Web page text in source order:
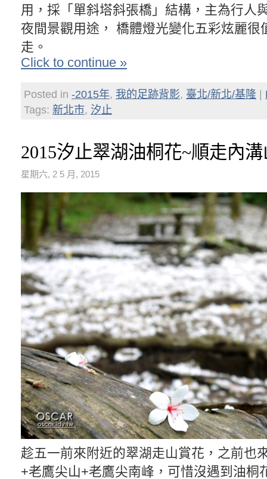
用，採「單斜塔斜張橋」結構，主為行人
夜間景觀用途， 橋體燈光變化五彩炫麗很
走。
Click to continue »
Posted in -2015年, 我的足跡背影, 臺北/新北/基隆
Tags: 新北市, 汐止
2015汐止翠湖油桐花~順走內
星期六, 2 5 月, 2015
趁五一前來附近的翠湖走山賞花，之前也
+老鷹尖山+老鷹尖南峰，可惜沒遇到油桐